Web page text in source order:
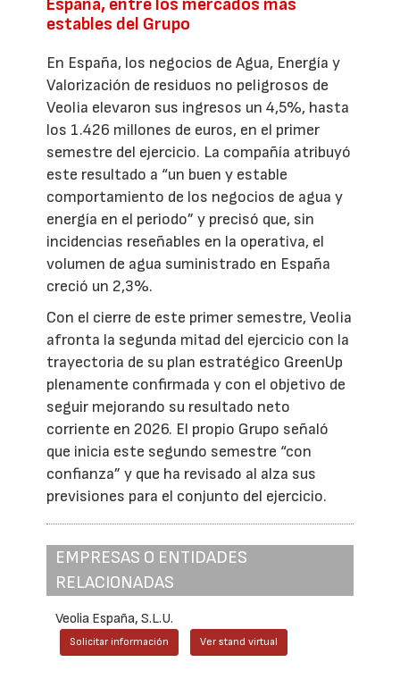
España, entre los mercados más
estables del Grupo
En España, los negocios de Agua, Energía y
Valorización de residuos no peligrosos de
Veolia elevaron sus ingresos un 4,5%, hasta
los 1.426 millones de euros, en el primer
semestre del ejercicio. La compañía atribuyó
este resultado a “un buen y estable
comportamiento de los negocios de agua y
energía en el periodo” y precisó que, sin
incidencias reseñables en la operativa, el
volumen de agua suministrado en España
creció un 2,3%.
Con el cierre de este primer semestre, Veolia
afronta la segunda mitad del ejercicio con la
trayectoria de su plan estratégico GreenUp
plenamente confirmada y con el objetivo de
seguir mejorando su resultado neto
corriente en 2026. El propio Grupo señaló
que inicia este segundo semestre “con
confianza” y que ha revisado al alza sus
previsiones para el conjunto del ejercicio.
EMPRESAS O ENTIDADES
RELACIONADAS
Veolia España, S.L.U.
Solicitar información Ver stand virtual